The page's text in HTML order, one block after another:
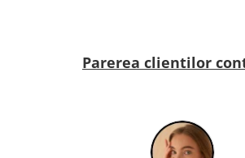
Parerea clientilor